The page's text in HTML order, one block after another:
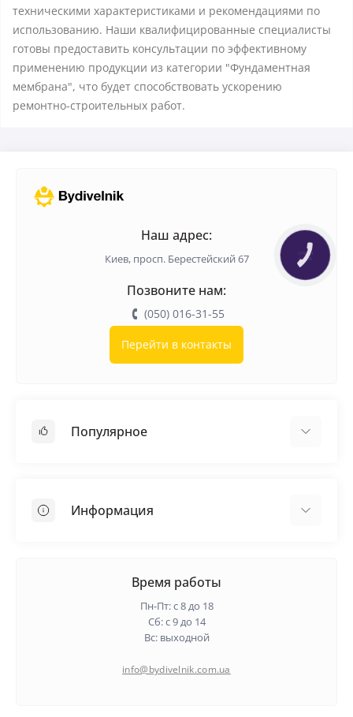
техническими характеристиками и рекомендациями по
использованию. Наши квалифицированные специалисты
готовы предоставить консультации по эффективному
применению продукции из категории "Фундаментная
мембрана", что будет способствовать ускорению
ремонтно-строительных работ.
Наш адрес:
Киев, просп. Берестейский 67
Позвоните нам:
(050) 016-31-55
Перейти в контакты
Популярное
Самовыравнивающая смесь
Информация
Политика конфиденциальности
Время работы
Пн-Пт: с 8 до 18
Сб: с 9 до 14
Вс: выходной
info@bydivelnik.com.ua
КНОПКА
ЗВ'ЯЗКУ